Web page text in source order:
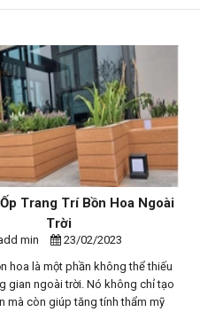
Trang Trí Bồn Hoa Ngoài
Trời
min
23/02/2023
hoa là một phần không thể thiếu
gian ngoài trời. Nó không chỉ tạo
mà còn giúp tăng tính thẩm mỹ